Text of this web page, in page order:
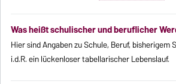
Was heißt schulischer und beruflicher
Hier sind Angaben zu Schule, Beruf, bisherigem
i.d.R. ein lückenloser tabellarischer Lebenslauf.